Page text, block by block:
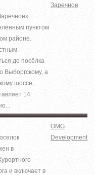
пунктом
районе.
до посёлка
Выборгскому, а
шоссе,
14
Заречное
в
и включает в
OMG
Development